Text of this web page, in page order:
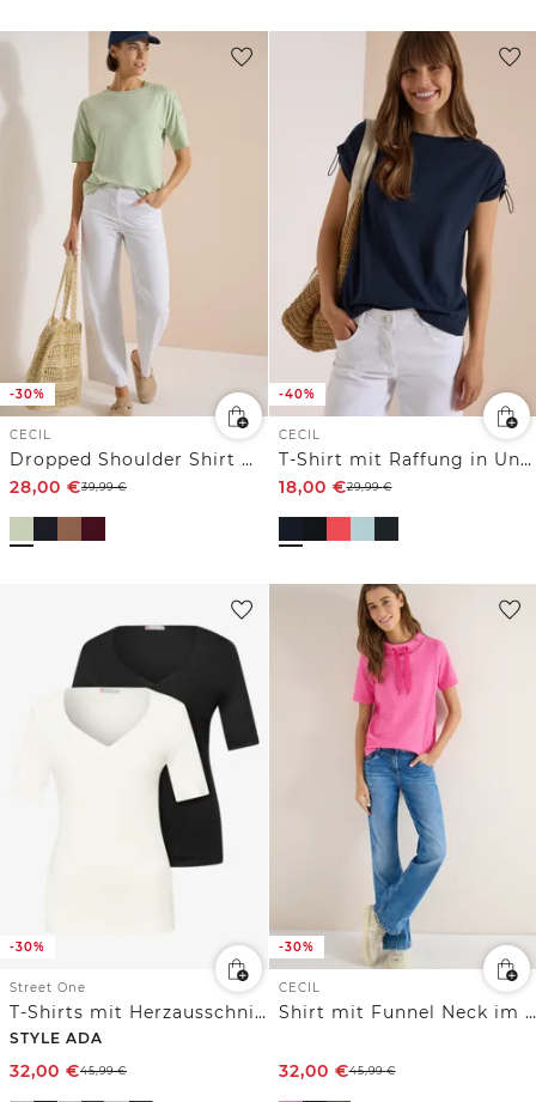
-30%
CECIL
Dropped Shoulder Shirt mit Knöpfen
28,00 €39,99€
-40%
CECIL
T-Shirt mit Raffung in Unifarbe
18,00 €29,99€
-30%
Street One
T-Shirts mit Herzausschnitt im 2er-Pack
STYLE ADA
32,00 €45,99€
-30%
CECIL
Shirt mit Funnel Neck im Two-Tone-Look
32,00 €45,99€